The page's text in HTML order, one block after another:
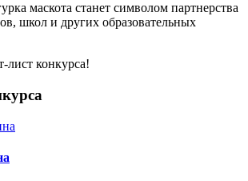
маскота станет символом партнерства
школ и других образовательных
лист конкурса!